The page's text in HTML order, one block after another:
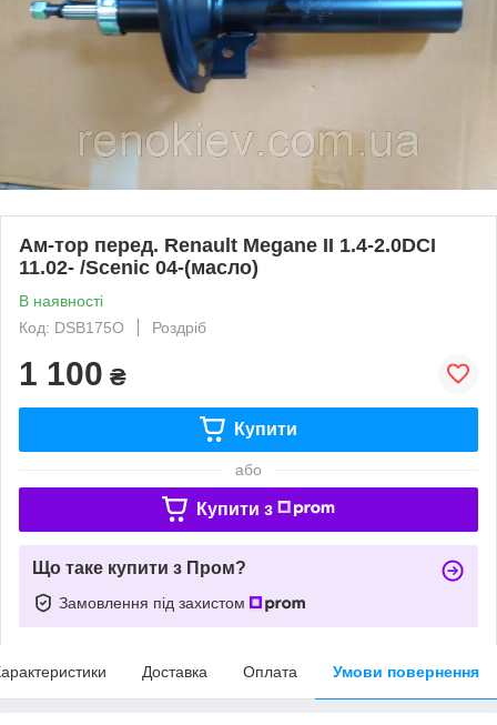
Ам-тор перед. Renault Megane II 1.4-2.0DCI
11.02- /Scenic 04-(масло)
В наявності
Код: DSB175O
Роздріб
1 100 ₴
Купити
або
Купити з
Що таке купити з Пром?
Замовлення під захистом
Доставка Оплата Умови повернення